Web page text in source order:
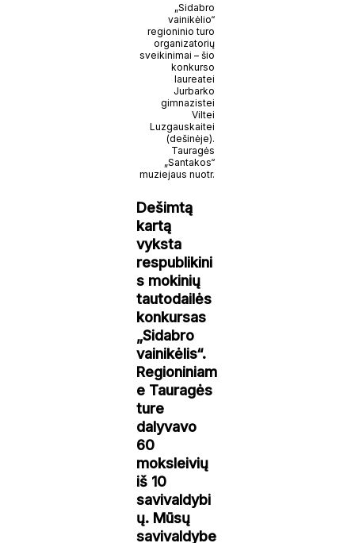
„Sidabro
vainikėlio“
regioninio turo
organizatorių
sveikinimai – šio
konkurso
laureatei
Jurbarko
gimnazistei
Viltei
Luzgauskaitei
(dešinėje).
Tauragės
„Santakos“
muziejaus nuotr.
Dešimtą
kartą
vyksta
respublikini
s mokinių
tautodailės
konkursas
„Sidabro
vainikėlis“.
Regioniniam
e Tauragės
ture
dalyvavo
60
moksleivių
iš 10
savivaldybi
ų. Mūsų
savivaldybe